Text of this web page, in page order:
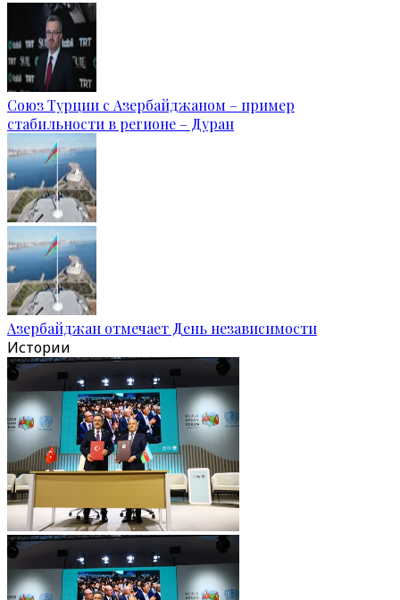
Союз Турции с Азербайджаном – пример
стабильности в регионе – Дуран
Азербайджан отмечает День независимости
Истории